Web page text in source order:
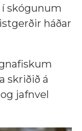
skógunum
háðar
skriðið á
jafnvel